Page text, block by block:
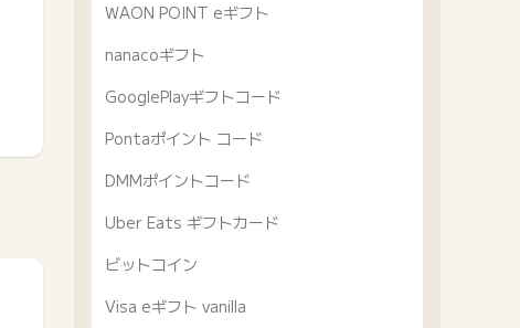
WAON POINT eギフト
nanacoギフト
GooglePlayギフトコード
Pontaポイント コード
DMMポイントコード
Uber Eats ギフトカード
ビットコイン
Visa eギフト vanilla